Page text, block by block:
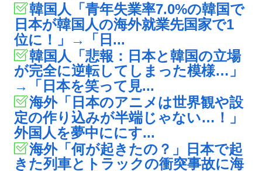
韓国人「青年失業率7.0%の韓国で
日本が韓国人の海外就業先国家で1
位に！」→「日...
韓国人「悲報：日本と韓国の立場
が完全に逆転してしまった模様…」
→「日本を笑って見...
海外「日本のアニメは世界観や設
定の作り込みが半端じゃない…！」
外国人を夢中ににす...
海外「何が起きたの？」日本で起
きた列車とトラックの衝突事故に海